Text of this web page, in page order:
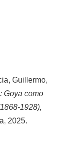
Guillermo,
Goya como
1928),
2025.